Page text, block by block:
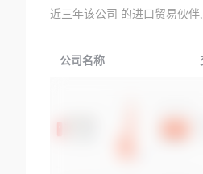
近三年该公司 的进口贸易伙伴
公司名称